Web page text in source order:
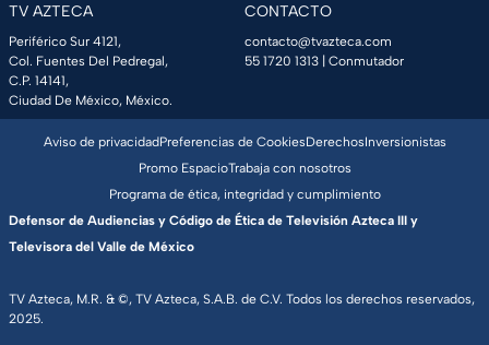
TV AZTECA
Periférico Sur 4121,
Col. Fuentes Del Pedregal,
C.P. 14141,
Ciudad De México, México.
CONTACTO
contacto@tvazteca.com
55 1720 1313 | Conmutador
TV Azteca, M.R. & ©, TV Azteca, S.A.B. de C.V. Todos los derechos reservados,
2025.
Aviso de privacidadPreferencias de CookiesDerechosInversionistas
Promo EspacioTrabaja con nosotros
Programa de ética, integridad y cumplimiento
Defensor de Audiencias y Código de Ética de Televisión Azteca III y
Televisora del Valle de México